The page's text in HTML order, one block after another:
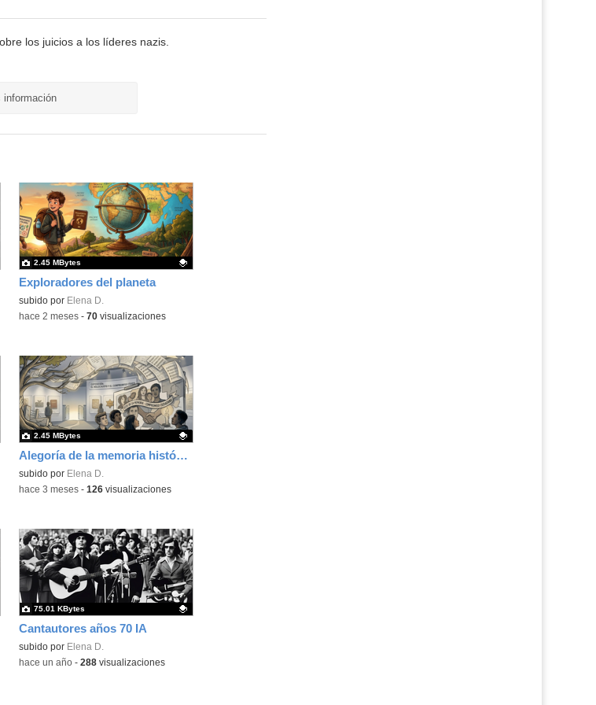
los juicios a los líderes nazis.
información
Exploradores del planeta
Contenido educativo.
subido por Elena D.
2.45 MBytes
-hace 2 meses- 70visualizaciones
Alegoría de la memoria histórica
Contenido educativo.
subido por Elena D.
2.45 MBytes
-hace 3 meses- 126visualizaciones
Cantautores años 70 IA
Contenido educativo.
subido por Elena D.
75.01 KBytes
-hace un año- 288visualizaciones